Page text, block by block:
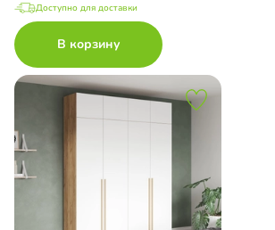
Доступно для доставки
В корзину